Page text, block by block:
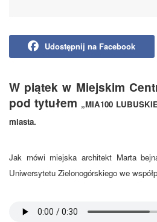
Udostępnij na Facebook
W piątek w Miejskim
pod tytułem „MIA100
miasta.
Jak mówi miejska architekt Marta
Uniwersytetu Zielonogórskiego we